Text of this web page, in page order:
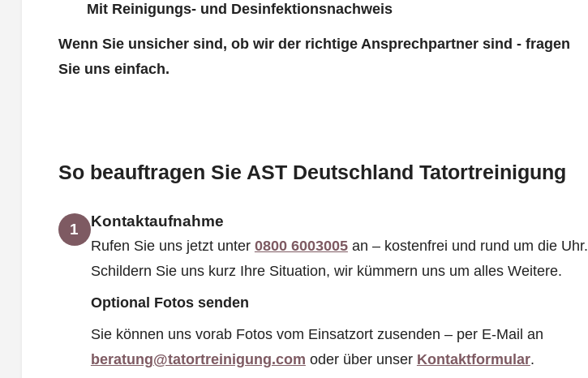
Mit Reinigungs- und Desinfektionsnachweis
Wenn Sie unsicher sind, ob wir der richtige Ansprechpartner sind - fragen
Sie uns einfach.
So beauftragen Sie AST Deutschland Tatortreinigung
1 Kontaktaufnahme
Rufen Sie uns jetzt unter 0800 6003005an – kostenfrei und rund um die Uhr.
Schildern Sie uns kurz Ihre Situation, wir kümmern uns um alles Weitere.
Optional Fotos senden
Sie können uns vorab Fotos vom Einsatzort zusenden – per E-Mail an
beratung@tatortreinigung.com oder über unser Kontaktformular.